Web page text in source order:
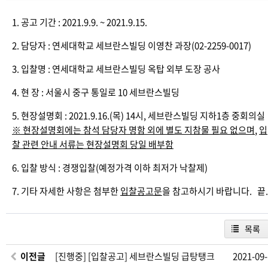
1. 공고 기간 : 2021.9.9. ~ 2021.9.15.
2. 담당자 : 연세대학교 세브란스빌딩 이영찬 과장(02-2259-0017)
3. 입찰명 : 연세대학교 세브란스빌딩 옥탑 외부 도장 공사
4. 현 장 : 서울시 중구 통일로 10 세브란스빌딩
5. 현장설명회 : 2021.9.16.(목) 14시, 세브란스빌딩 지하1층 중회의실
※ 현장설명회에는 참석 담당자 명함 외에 별도 지참물 필요 없으며,입
찰 관련 안내 서류는 현장설명회 당일 배부함
6. 입찰 방식 : 경쟁입찰(예정가격 이하 최저가 낙찰제)
7. 기타 자세한 사항은 첨부한입찰공고문을 참고하시기 바랍니다. 끝.
목록
이전글
[진행중] [입찰공고] 세브란스빌딩 급탕탱크
2021-